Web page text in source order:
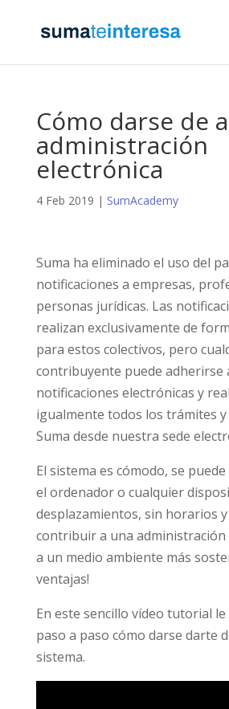
Cómo darse de
administración
electrónica
4 Feb 2019 | SumAcademy
Suma ha eliminado el uso del
notificaciones a empresas,
personas jurídicas. Las
realizan exclusivamente de
para estos colectivos, pero
contribuyente puede adherirse
notificaciones electrónicas y
igualmente todos los trámites
Suma desde nuestra sede
El sistema es cómodo, se puede
el ordenador o cualquier
desplazamientos, sin horarios
contribuir a una administración
a un medio ambiente más
ventajas!
En este sencillo vídeo tutorial le
paso a paso cómo darse darte
sistema.